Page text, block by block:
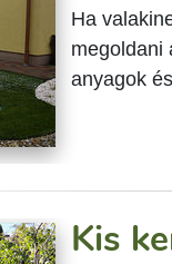
Ha
megoldani
anyagok
Kis